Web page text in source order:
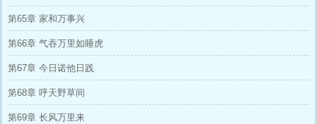
第65章 家和万事兴
第66章 气吞万里如睡虎
第67章 今日诺他日践
第68章 呼天野草间
第69章 长风万里来